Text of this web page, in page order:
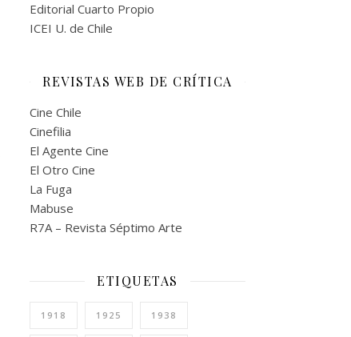
Editorial Cuarto Propio
ICEI U. de Chile
REVISTAS WEB DE CRÍTICA
Cine Chile
Cinefilia
El Agente Cine
El Otro Cine
La Fuga
Mabuse
R7A – Revista Séptimo Arte
ETIQUETAS
1918 1925 1938